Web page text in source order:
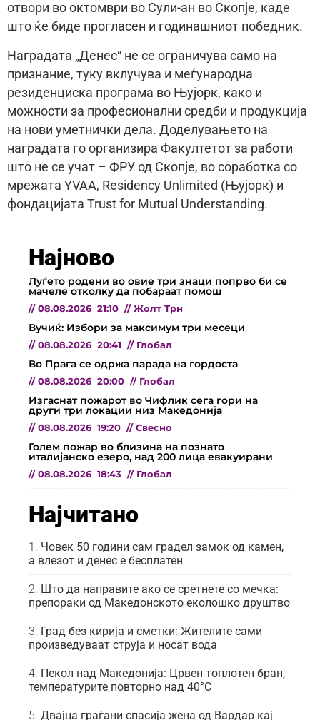
отвори во октомври во Сули-ан во Скопје, каде
што ќе биде прогласен и годинашниот победник.
Наградата „Денес“ не се ограничува само на
признание, туку вклучува и меѓународна
резиденциска програма во Њујорк, како и
можности за професионални средби и продукција
на нови уметнички дела. Доделувањето на
наградата го организира Факултетот за работи
што не се учат – ФРУ од Скопје, во соработка со
мрежата YVAA, Residency Unlimited (Њујорк) и
фондацијата Trust for Mutual Understanding.
Најново
Луѓето родени во овие три знаци попрво би се
мачеле отколку да побараат помош
// 08.08.2026 21:10 // Жолт Трн
Вучиќ: Избори за максимум три месеци
// 08.08.2026 20:41 // Глобал
Во Прага се одржа парада на гордоста
// 08.08.2026 20:00 // Глобал
Изгаснат пожарот во Чифлик сега гори на
други три локации низ Македонија
// 08.08.2026 19:20 // Свесно
Голем пожар во близина на познато
италијанско езеро, над 200 лица евакуирани
// 08.08.2026 18:43 // Глобал
Најчитано
Човек 50 години сам градел замок од камен,
а влезот и денес е бесплатен
Што да направите ако се сретнете со мечка:
препораки од Македонското еколошко друштво
Град без кирија и сметки: Жителите сами
произведуваат струја и носат вода
Пекол над Македонија: Црвен топлотен бран,
температурите повторно над 40°C
Двајца граѓани спасија жена од Вардар кај